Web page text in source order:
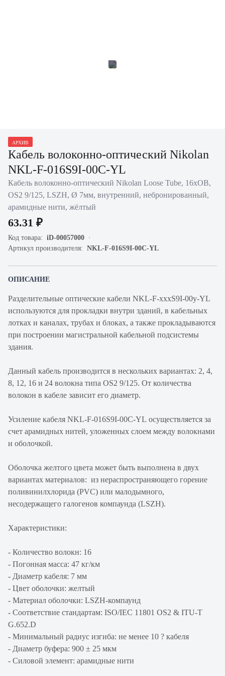
АРХИВ
Кабель волоконно-оптический Nikolan
NKL-F-016S9I-00C-YL
Кабель волоконно-оптический Nikolan Loose Tube, 16хОВ,
OS2 9/125, LSZH, Ø 7мм, внутренний, небронированный,
арамидные нити, жёлтый
63.31 ₽
Код товара: iD-00057000
Артикул производителя: NKL-F-016S9I-00C-YL
ОПИСАНИЕ
Разделительные оптические кабели NKL-F-xxxS9I-00y-YL
используются для прокладки внутри зданий, в кабельных
лотках и каналах, трубах и блоках, а также прокладываются
при построении магистральной кабельной подсистемы
здания.
Данный кабель производится в нескольких вариантах: 2, 4,
8, 12, 16 и 24 волокна типа OS2 9/125. От количества
волокон в кабеле зависит его диаметр.
Усиление кабеля NKL-F-016S9I-00C-YL осуществляется за
счет арамидных нитей, уложенных слоем между волокнами
и оболочкой.
Оболочка желтого цвета может быть выполнена в двух
вариантах материалов: из нераспространяющего горение
поливинилхлорида (PVC) или малодымного,
несодержащего галогенов компаунда (LSZH).
Характеристики:
- Количество волокн: 16
- Погонная масса: 47 кг/км
- Диаметр кабеля: 7 мм
- Цвет оболочки: желтый
- Материал оболочки: LSZH-компаунд
- Соответствие стандартам: ISO/IEC 11801 OS2 & ITU-T
G.652.D
- Минимальный радиус изгиба: не менее 10 ? кабеля
- Диаметр буфера: 900 ± 25 мкм
- Силовой элемент: арамидные нити